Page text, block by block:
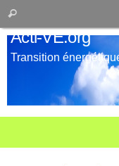
Passer
au
contenu
pour
:
Rechercher
Acti-VE.org
Transition